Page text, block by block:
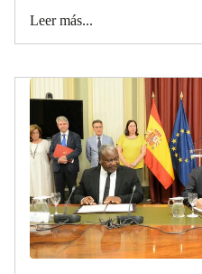
Leer más...